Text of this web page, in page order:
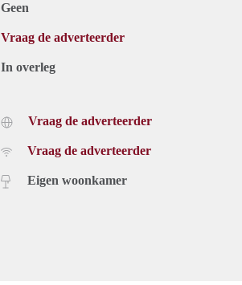
Geen
Vraag de adverteerder
In overleg
Vraag de adverteerder
Vraag de adverteerder
Eigen woonkamer